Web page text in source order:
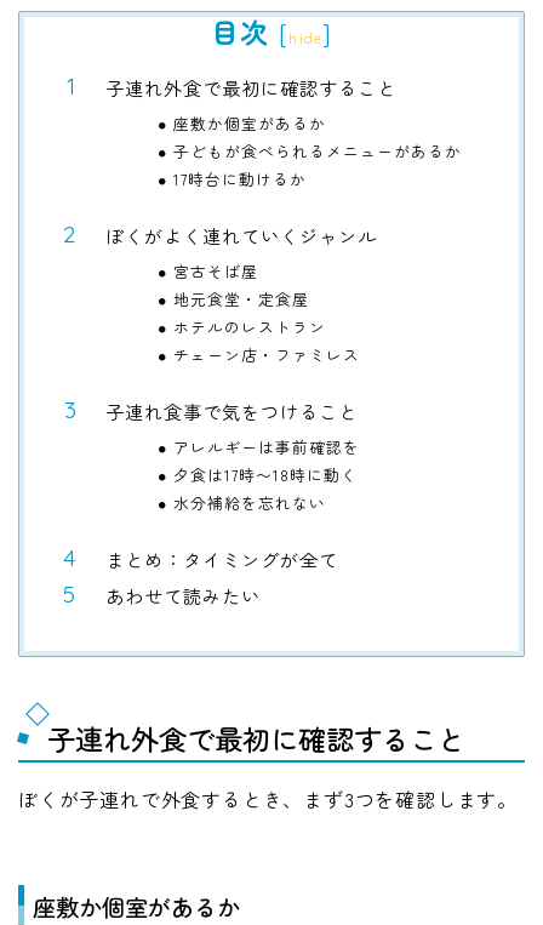
目次 [hide]
子連れ外食で最初に確認すること
座敷か個室があるか
子どもが食べられるメニューがあるか
17時台に動けるか
ぼくがよく連れていくジャンル
宮古そば屋
地元食堂・定食屋
ホテルのレストラン
チェーン店・ファミレス
子連れ食事で気をつけること
アレルギーは事前確認を
夕食は17時〜18時に動く
水分補給を忘れない
まとめ：タイミングが全て
あわせて読みたい
子連れ外食で最初に確認すること
ぼくが子連れで外食するとき、まず3つを確認します。
座敷か個室があるか